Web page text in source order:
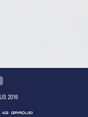
2016
gradusi